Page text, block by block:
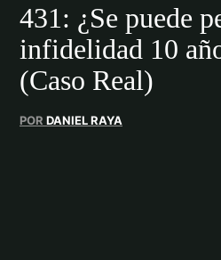
431: ¿Se puede
infidelidad 10
(Caso Real)
POR DANIEL RAYA